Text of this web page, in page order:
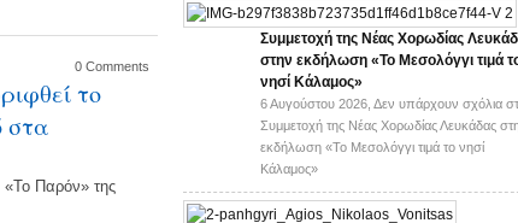
0 Comments
το
στα
«Το Παρόν» της
Συμμετοχή της Νέας Χορωδίας
στην εκδήλωση «Το Μεσολόγγι τιμά
νησί Κάλαμος»
6 Αυγούστου 2026, Δεν υπάρχουν σχόλια
Συμμετοχή της Νέας Χορωδίας Λευκάδας
εκδήλωση «Το Μεσολόγγι τιμά το νησί
Κάλαμος»